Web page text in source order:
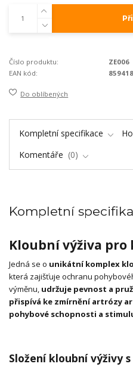
Číslo produktu:
ZE006
EAN kód:
Do oblíbených
Kompletní specifikace
Komentáře
0
Kompletní
Kloubní výživa pro
Jedná se o unikátní komplex
která zajišťuje ochranu
výměnu, udržuje pevnost a
přispívá ke zmírnění artrózy
pohybové schopnosti a
Složení kloubní výživy